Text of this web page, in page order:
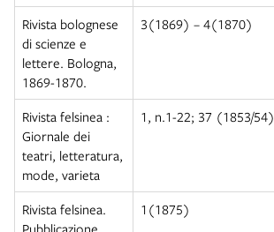
Rivista bolognese
di scienze e
lettere. Bologna,
1869-1870.
3(1869) – 4(1870)
Rivista felsinea :
Giornale dei
teatri, letteratura,
mode, varieta
1, n.1-22; 37 (1853/54)
Rivista felsinea.
1(1875)